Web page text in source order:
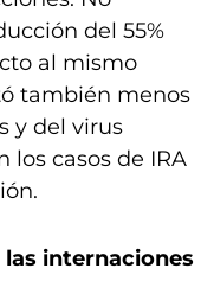
del 55%
al mismo
también menos
y del virus
los casos de IRA
internaciones